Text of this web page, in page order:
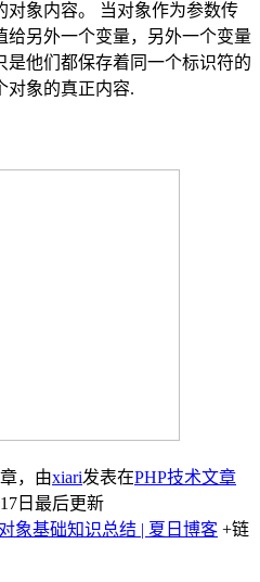
对象内容。 当对象作为参数传
给另外一个变量，另外一个变量
是他们都保存着同一个标识符的
对象的真正内容.
，由xiari发表在PHP技术文章
日最后更新
象基础知识总结 | 夏日博客 +链